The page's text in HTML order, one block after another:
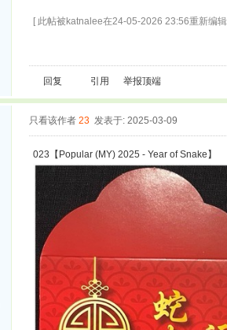
[ 此帖被katnalee在24-05-2026 23:56重新编
回复 引用 举报顶端
只看该作者 23 发表于: 2025-03-09
023【Popular (MY) 2025 - Year of Snake】